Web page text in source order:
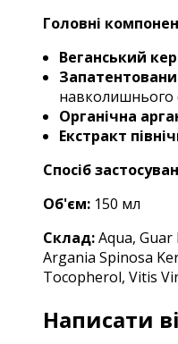
Головні
Веганський
навколишнього
Органічна
Екстракт
Спосіб
Об'єм: 150 мл
Склад:Aqua,
Argania Spinosa
Tocopherol, Vitis
Написати